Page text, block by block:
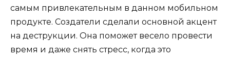
самым привлекательным в данном мобильном
продукте. Создатели сделали основной акцент
на деструкции. Она поможет весело провести
время и даже снять стресс, когда это